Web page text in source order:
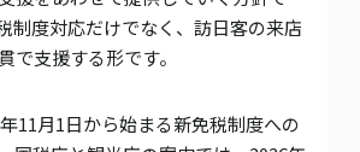
制度対応だけでなく、訪日客の来店
で支援する形です。
11月1日から始まる新免税制度への